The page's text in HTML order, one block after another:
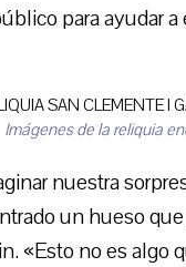
para ayudar
Imágenes de la reliquia
nuestra
un hueso
«Esto no es algo